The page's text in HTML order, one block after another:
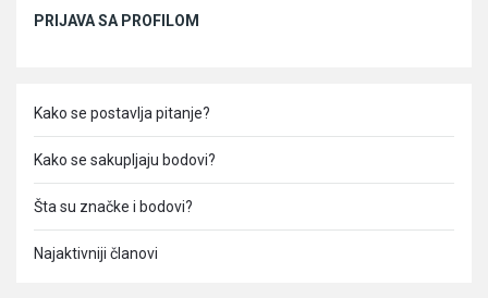
PRIJAVA SA PROFILOM
Kako se postavlja pitanje?
Kako se sakupljaju bodovi?
Šta su značke i bodovi?
Najaktivniji članovi